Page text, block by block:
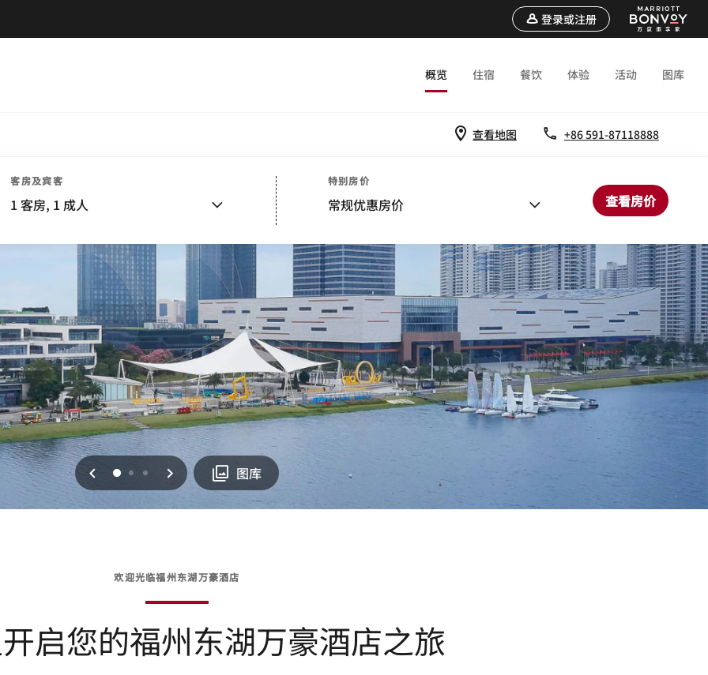
登录或注册
概览 住宿 餐饮 体验 活动 图库
查看地图 +86 591-87118888
客房及宾客
1 客房, 1 成人
特别房价
常规优惠房价 查看房价
上一页
0 1 2 下一页 图库
欢迎光临福州东湖万豪酒店
启您的福州东湖万豪酒店之旅